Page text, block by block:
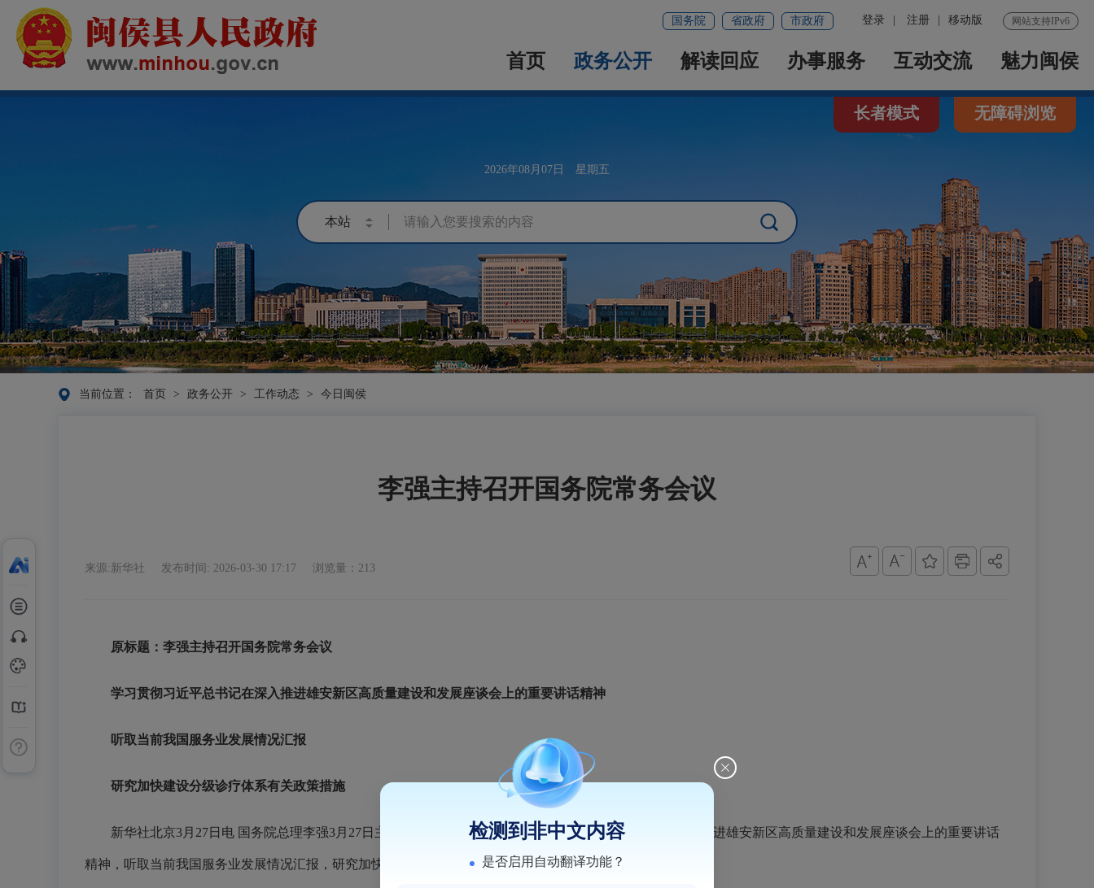
网站支持IPv6
登录 注册 移动版
国务院 省政府 市政府
首页 政务公开 解读回应 办事服务 互动交流 魅力闽侯
2026年08月07日 星期五
长者模式 无障碍浏览
当前位置： 首页 > 政务公开 > 工作动态 > 今日闽侯
李强主持召开国务院常务会议
来源:新华社 发布时间: 2026-03-30 17:17 浏览量：213
原标题： 李强主持召开国务院常务会议
学习贯彻习近平总书记在深入推进雄安新区高质量建设和发展座谈会上的重要讲话精神
听取当前我国服务业发展情况汇报
研究加快建设分级诊疗体系有关政策措施
新华社北京3月27日电 国务院总理李强3月27日主持召开国务院常务会议，学习贯彻习近平总书记在深入推进雄安新区高质量建设和发展座谈会上的重要讲话
精神，听取当前我国服务业发展情况汇报，研究加快建设分级诊疗体系有关政策措施。
检测到非中文内容
是否启用自动翻译功能？